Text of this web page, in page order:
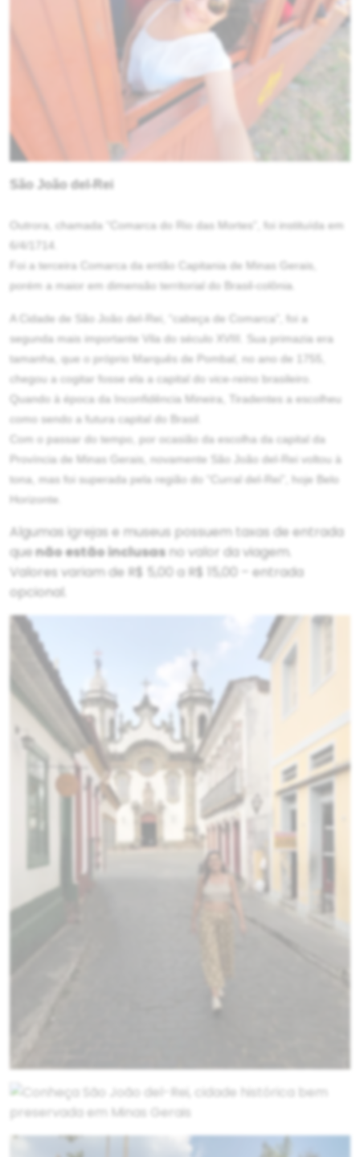
São João del-Rei
Outrora, chamada “Comarca do Rio das Mortes”, foi instituída em
6/4/1714.
Foi a terceira Comarca da então Capitania de Minas Gerais,
porém a maior em dimensão territorial do Brasil-colônia.
A Cidade de São João del-Rei, “cabeça de Comarca”, foi a
segunda mais importante Vila do século XVIII. Sua primazia era
tamanha, que o próprio Marquês de Pombal, no ano de 1755,
chegou a cogitar fosse ela a capital do vice-reino brasileiro.
Quando à época da Inconfidência Mineira, Tiradentes a escolheu
como sendo a futura capital do Brasil.
Com o passar do tempo, por ocasião da escolha da capital da
Província de Minas Gerais, novamente São João del-Rei voltou à
tona, mas foi superada pela região do “Curral del-Rei”, hoje Belo
Horizonte.
Algumas igrejas e museus possuem taxas de entrada
quenão estão inclusasno valor da viagem.
Valores variam de R$ 5,00 a R$ 15,00 – entrada
opcional.